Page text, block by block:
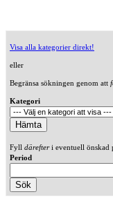
Visa alla kategorier direkt!
eller
Begränsa sökningen genom att
Kategori
Fyll därefteri eventuell önskad
Period